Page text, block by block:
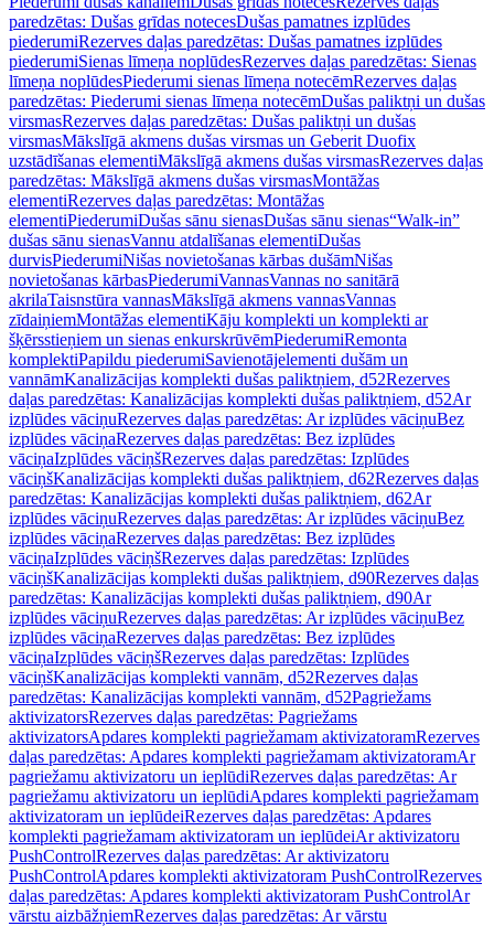
paredzētas: Dušas grīdas notecesDušas pamatnes izplūdes
piederumiRezerves daļas paredzētas: Dušas pamatnes izplūdes
piederumiSienas līmeņa noplūdesRezerves daļas paredzētas: Sienas
līmeņa noplūdesPiederumi sienas līmeņa notecēmRezerves daļas
paredzētas: Piederumi sienas līmeņa notecēmDušas paliktņi un dušas
virsmasRezerves daļas paredzētas: Dušas paliktņi un dušas
virsmasMākslīgā akmens dušas virsmas un Geberit Duofix
uzstādīšanas elementiMākslīgā akmens dušas virsmasRezerves daļas
paredzētas: Mākslīgā akmens dušas virsmasMontāžas
elementiRezerves daļas paredzētas: Montāžas
elementiPiederumiDušas sānu sienasDušas sānu sienas“Walk-in”
dušas sānu sienasVannu atdalīšanas elementiDušas
durvisPiederumiNišas novietošanas kārbas dušāmNišas
novietošanas kārbasPiederumiVannasVannas no sanitārā
akrilaTaisnstūra vannasMākslīgā akmens vannasVannas
zīdaiņiemMontāžas elementiKāju komplekti un komplekti ar
šķērsstieņiem un sienas enkurskrūvēmPiederumiRemonta
komplektiPapildu piederumiSavienotājelementi dušām un
vannāmKanalizācijas komplekti dušas paliktņiem, d52Rezerves
daļas paredzētas: Kanalizācijas komplekti dušas paliktņiem, d52Ar
izplūdes vāciņuRezerves daļas paredzētas: Ar izplūdes vāciņuBez
izplūdes vāciņaRezerves daļas paredzētas: Bez izplūdes
vāciņaIzplūdes vāciņšRezerves daļas paredzētas: Izplūdes
vāciņšKanalizācijas komplekti dušas paliktņiem, d62Rezerves daļas
paredzētas: Kanalizācijas komplekti dušas paliktņiem, d62Ar
izplūdes vāciņuRezerves daļas paredzētas: Ar izplūdes vāciņuBez
izplūdes vāciņaRezerves daļas paredzētas: Bez izplūdes
vāciņaIzplūdes vāciņšRezerves daļas paredzētas: Izplūdes
vāciņšKanalizācijas komplekti dušas paliktņiem, d90Rezerves daļas
paredzētas: Kanalizācijas komplekti dušas paliktņiem, d90Ar
izplūdes vāciņuRezerves daļas paredzētas: Ar izplūdes vāciņuBez
izplūdes vāciņaRezerves daļas paredzētas: Bez izplūdes
vāciņaIzplūdes vāciņšRezerves daļas paredzētas: Izplūdes
vāciņšKanalizācijas komplekti vannām, d52Rezerves daļas
paredzētas: Kanalizācijas komplekti vannām, d52Pagriežams
aktivizatorsRezerves daļas paredzētas: Pagriežams
aktivizatorsApdares komplekti pagriežamam aktivizatoramRezerves
daļas paredzētas: Apdares komplekti pagriežamam aktivizatoramAr
pagriežamu aktivizatoru un ieplūdiRezerves daļas paredzētas: Ar
pagriežamu aktivizatoru un ieplūdiApdares komplekti pagriežamam
aktivizatoram un ieplūdeiRezerves daļas paredzētas: Apdares
komplekti pagriežamam aktivizatoram un ieplūdeiAr aktivizatoru
PushControlRezerves daļas paredzētas: Ar aktivizatoru
PushControlApdares komplekti aktivizatoram PushControlRezerves
daļas paredzētas: Apdares komplekti aktivizatoram PushControlAr
vārstu aizbāžņiemRezerves daļas paredzētas: Ar vārstu